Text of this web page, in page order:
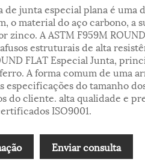
de junta especial plana é uma
o material do aço carbono, a
zinco. A ASTM F959M
estruturais de alta
FLAT Especial Junta,
A forma comum de uma
especificações do tamanho
do cliente. alta qualidade e
ISO9001.
Enviar consulta